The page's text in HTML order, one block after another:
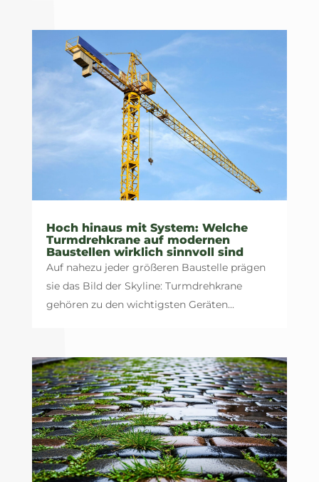
Hoch hinaus mit System: Welche
Turmdrehkrane auf modernen
Baustellen wirklich sinnvoll sind
Auf nahezu jeder größeren Baustelle prägen
sie das Bild der Skyline: Turmdrehkrane
gehören zu den wichtigsten Geräten...